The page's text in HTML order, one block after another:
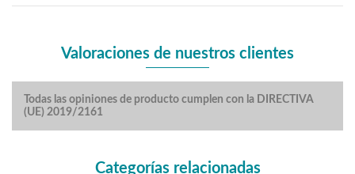
Valoraciones de nuestros clientes
Todas las opiniones de producto cumplen con la DIRECTIVA
(UE) 2019/2161
Categorías relacionadas